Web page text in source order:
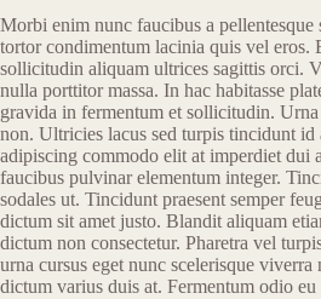
Morbi enim nunc faucibus a pellentesque
tortor condimentum lacinia quis vel eros.
sollicitudin aliquam ultrices sagittis orci.
nulla porttitor massa. In hac habitasse
gravida in fermentum et sollicitudin.
non. Ultricies lacus sed turpis tincidunt id
adipiscing commodo elit at imperdiet dui
faucibus pulvinar elementum integer.
sodales ut. Tincidunt praesent semper
dictum sit amet justo. Blandit aliquam
dictum non consectetur. Pharetra vel
urna cursus eget nunc scelerisque viverra
dictum varius duis at. Fermentum odio